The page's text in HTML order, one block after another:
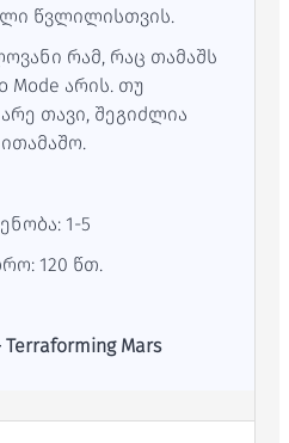
წვლილისთვის.
რამ, რაც თამაშს
Mode არის. თუ
თავი, შეგიძლია
1-5
120 წთ.
Terraforming Mars